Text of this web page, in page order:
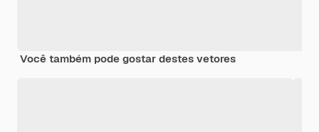
Você também pode gostar destes vetores